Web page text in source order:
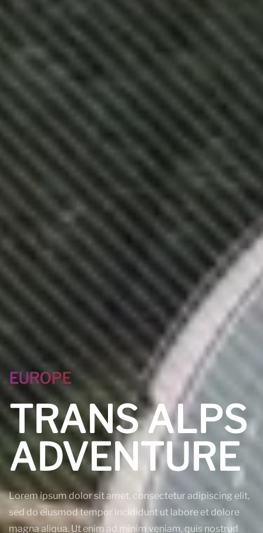
EUROPE
TRANS ALPS
ADVENTURE
Lorem ipsum dolor sit amet, consectetur adipiscing elit,
sed do eiusmod tempor incididunt ut labore et dolore
magna aliqua. Ut enim ad minim veniam, quis nostrud